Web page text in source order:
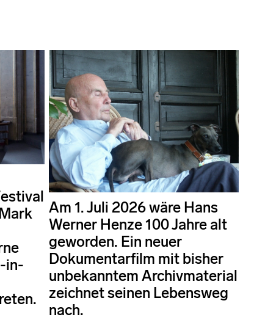
in-
Am 1. Juli 2026 wäre Hans
Werner Henze 100 Jahre alt
geworden. Ein neuer
Dokumentarfilm mit bisher
unbekanntem Archivmaterial
zeichnet seinen Lebensweg
nach.